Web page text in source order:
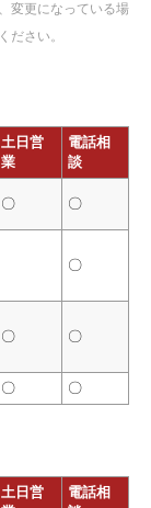
変更になっている場
ださい。
土日営
業
電話相
談
〇 〇
〇
〇 〇
〇 〇
土日営
電話相